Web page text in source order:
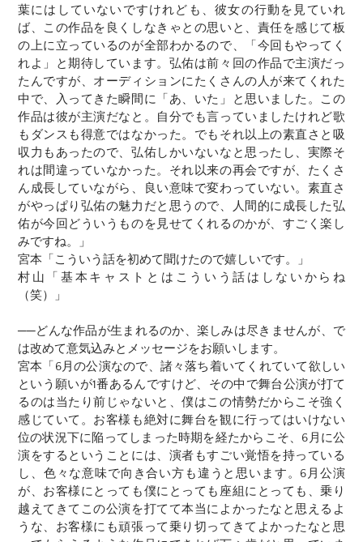
葉にはしていないですけれども、彼女の行動を見ていれ
ば、この作品を良くしなきゃとの思いと、責任を感じて板
の上に立っているのが全部わかるので、「今回もやってく
れよ」と期待しています。弘佑は前々回の作品で主演だっ
たんですが、オーディションにたくさんの人が来てくれた
中で、入ってきた瞬間に「あ、いた」と思いました。この
作品は彼が主演だなと。自分でも言っていましたけれど歌
もダンスも得意ではなかった。でもそれ以上の素直さと吸
収力もあったので、弘佑しかいないなと思ったし、実際そ
れは間違っていなかった。それ以来の再会ですが、たくさ
ん成長していながら、良い意味で変わっていない。素直さ
がやっぱり弘佑の魅力だと思うので、人間的に成長した弘
佑が今回どういうものを見せてくれるのかが、すごく楽し
みですね。」
宮本「こういう話を初めて聞けたので嬉しいです。」
村山「基本キャストとはこういう話はしないからね
（笑）」
──どんな作品が生まれるのか、楽しみは尽きませんが、で
は改めて意気込みとメッセージをお願いします。
宮本「6月の公演なので、諸々落ち着いてくれていて欲しい
という願いが1番あるんですけど、その中で舞台公演が打て
るのは当たり前じゃないと、僕はこの情勢だからこそ強く
感じていて。お客様も絶対に舞台を観に行ってはいけない
位の状況下に陥ってしまった時期を経たからこそ、6月に公
演をするということには、演者もすごい覚悟を持っている
し、色々な意味で向き合い方も違うと思います。6月公演
が、お客様にとっても僕にとっても座組にとっても、乗り
越えてきてこの公演を打てて本当によかったなと思えるよ
うな、お客様にも頑張って乗り切ってきてよかったなと思